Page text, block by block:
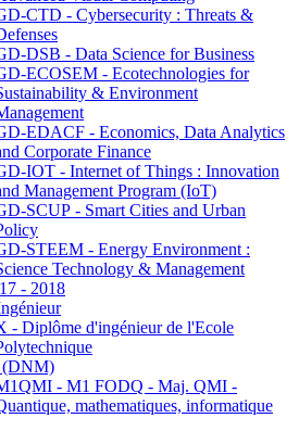
CTD - Cybersecurity : Threats &
DSB - Data Science for Business
ECOSEM - Ecotechnologies for
& Environment
EDACF - Economics, Data Analytics
Corporate Finance
IOT - Internet of Things : Innovation
Management Program (IoT)
SCUP - Smart Cities and Urban
STEEM - Energy Environment :
Technology & Management
- 2018
- Diplôme d'ingénieur de l'Ecole
(DNM)
- M1 FODQ - Maj. QMI -
mathematiques, informatique